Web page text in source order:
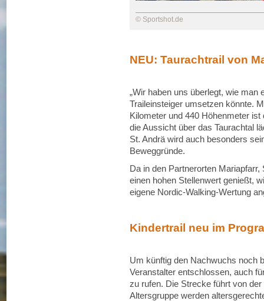
© Sportshot.de
NEU: Taurachtrail von
„Wir haben uns überlegt, wie
Traileinsteiger umsetzen könnte.
Kilometer und 440 Höhenmeter
die Aussicht über das Taurachtal
St. Andrä wird auch besonders
Beweggründe.
Da in den Partnerorten
einen hohen Stellenwert genießt,
eigene Nordic-Walking-Wertung
Kindertrail neu im
Um künftig den Nachwuchs noch
Veranstalter entschlossen, auch
zu rufen. Die Strecke führt von
Altersgruppe werden